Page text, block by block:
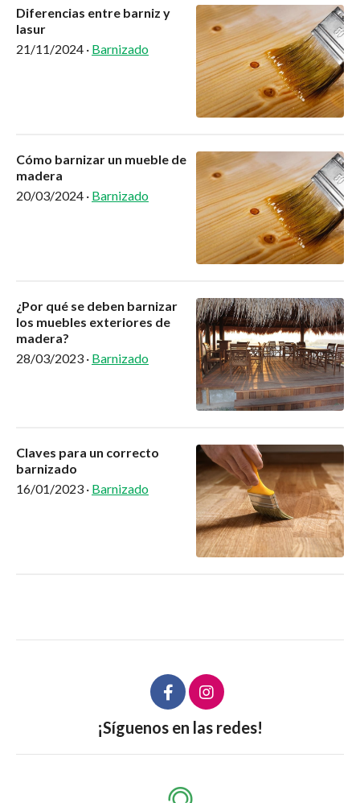
Diferencias entre barniz y
lasur
21/11/2024 · Barnizado
Cómo barnizar un mueble de
madera
20/03/2024 · Barnizado
¿Por qué se deben barnizar
los muebles exteriores de
madera?
28/03/2023 · Barnizado
Claves para un correcto
barnizado
16/01/2023 · Barnizado
¡Síguenos en las redes!